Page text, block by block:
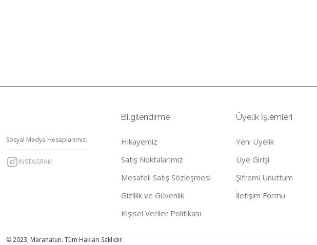
Sosyal Medya Hesaplarımız.
INSTAGRAM
Bilgilendirme
Hikayemiz
Satış Noktalarımız
Mesafeli Satış Sözleşmesi
Gizlilik ve Güvenlik
Kişisel Veriler Politikası
Üyelik İşlemleri
Yeni Üyelik
Üye Girişi
Şifremi Unuttum
İletişim Formu
© 2023, Marahatun. Tüm Hakları Saklıdır.